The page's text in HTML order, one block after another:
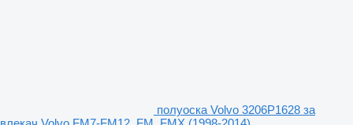
полуоска Volvo 3206P1628 за